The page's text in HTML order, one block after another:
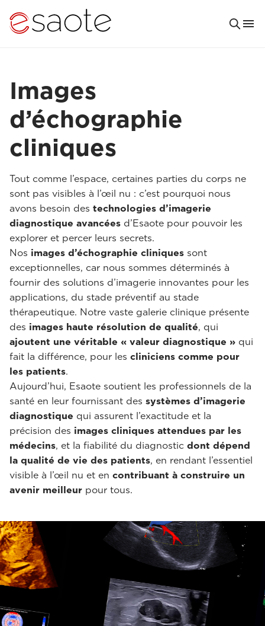
Images
d’échographie
cliniques
Tout comme l’espace, certaines parties du corps ne
sont pas visibles à l’œil nu : c’est pourquoi nous
avons besoin des technologies d’imagerie
diagnostique avancées d’Esaote pour pouvoir les
explorer et percer leurs secrets.
Nos images d’échographie cliniques sont
exceptionnelles, car nous sommes déterminés à
fournir des solutions d’imagerie innovantes pour les
applications, du stade préventif au stade
thérapeutique. Notre vaste galerie clinique présente
des images haute résolution de qualité, qui
ajoutent une véritable « valeur diagnostique » qui
fait la différence, pour les cliniciens comme pour
les patients.
Aujourd’hui, Esaote soutient les professionnels de la
santé en leur fournissant des systèmes d’imagerie
diagnostique qui assurent l’exactitude et la
précision des images cliniques attendues par les
médecins, et la fiabilité du diagnostic dont dépend
la qualité de vie des patients, en rendant l’essentiel
visible à l’œil nu et en contribuant à construire un
avenir meilleur pour tous.